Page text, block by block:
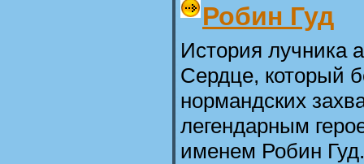
Робин Гуд
История лучника
Сердце, который
нормандских
легендарным
именем Робин Гуд.